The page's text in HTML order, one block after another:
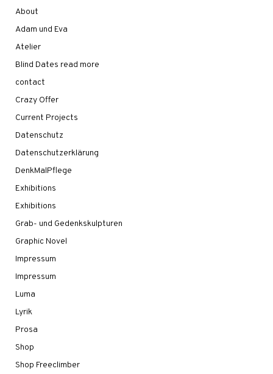
About
Adam und Eva
Atelier
Blind Dates read more
contact
Crazy Offer
Current Projects
Datenschutz
Datenschutzerklärung
DenkMalPflege
Exhibitions
Exhibitions
Grab- und Gedenkskulpturen
Graphic Novel
Impressum
Impressum
Luma
Lyrik
Prosa
Shop
Shop Freeclimber